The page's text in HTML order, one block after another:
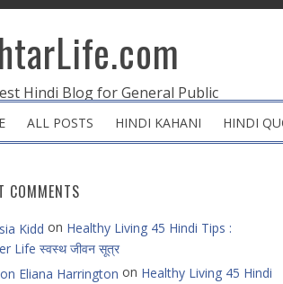
Hindi Blog for General Public
ALL POSTS HINDI KAHANI HINDI
COMMENTS
Kidd on Healthy Living 45 Hindi Tips :
Life स्वस्थ जीवन सूत्र
Eliana Harrington on Healthy Living 45 Hindi